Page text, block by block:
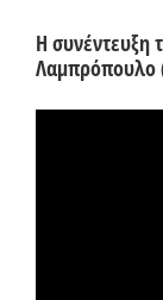
Η
Λαμπρόπουλο